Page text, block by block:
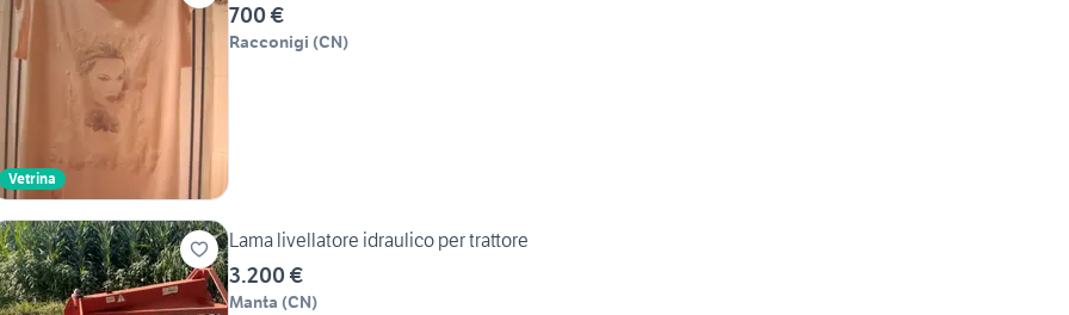
Vetrina
700 €
Racconigi (CN)
Lama livellatore idraulico per trattore
3.200 €
Manta (CN)